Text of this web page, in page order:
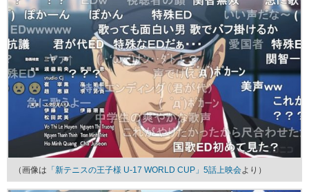
（画像は 「新テニスの王子様 U-17 WORLD CUP」5話上映会より）